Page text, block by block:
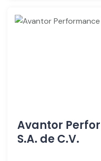
Avantor
S.A. de C.V.